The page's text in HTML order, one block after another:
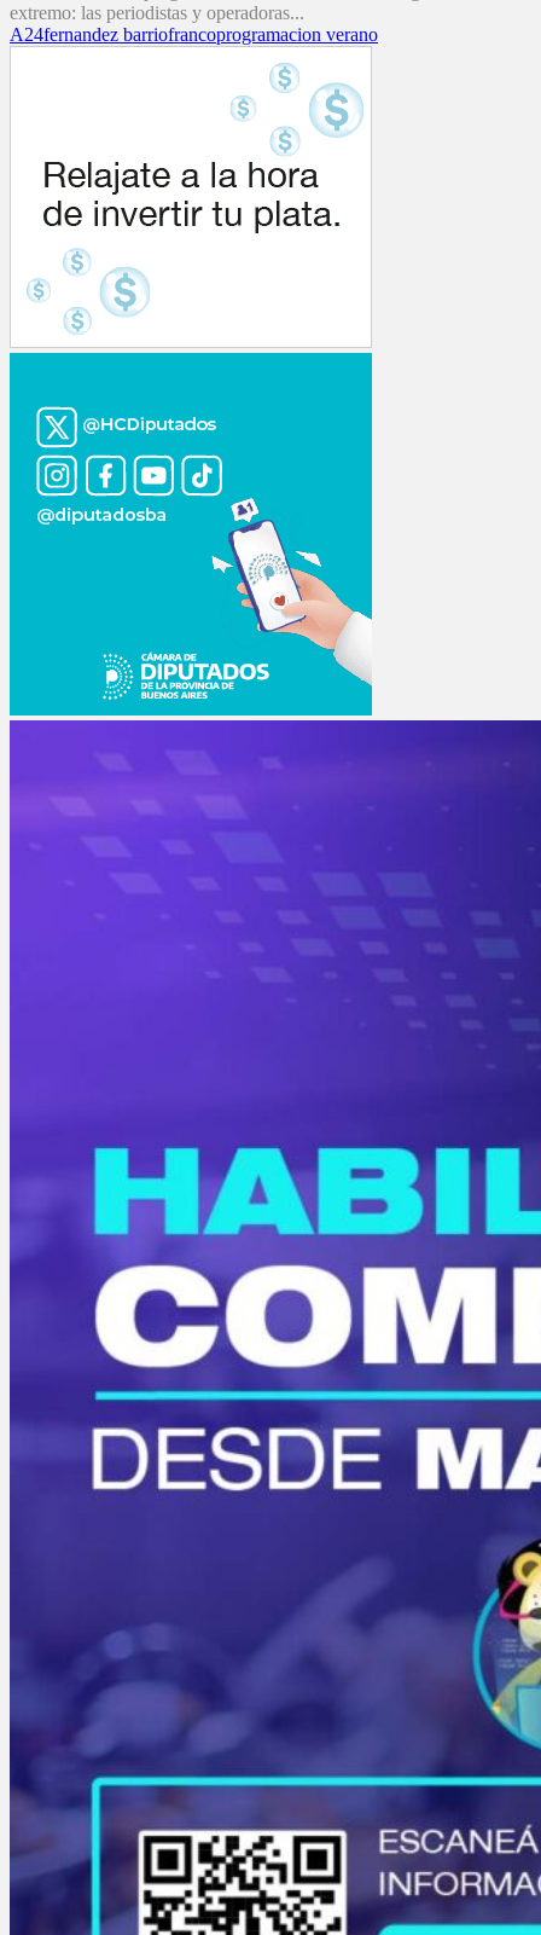
extremo: las periodistas y operadoras...
A24fernandez barriofrancoprogramacion verano